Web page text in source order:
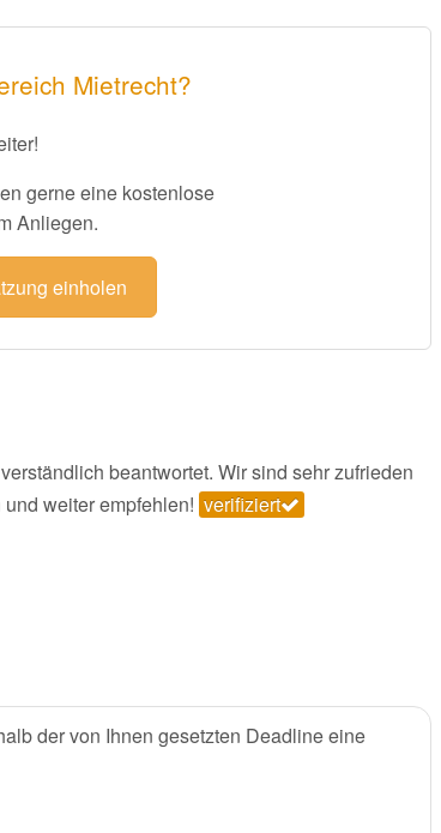
Mietrecht?
gerne eine kostenlose
Anliegen.
einholen
beantwortet. Wir sind sehr zufrieden
weiter empfehlen! verifiziert
der von Ihnen gesetzten Deadline eine